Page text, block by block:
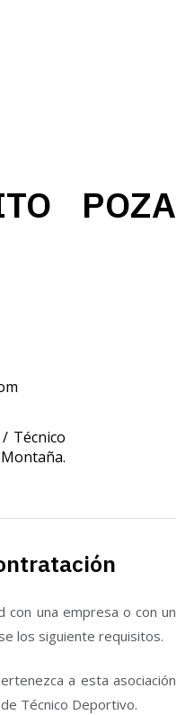
POZA
Técnico
con una empresa o con un
los siguiente requisitos.
a esta asociación
Técnico Deportivo.